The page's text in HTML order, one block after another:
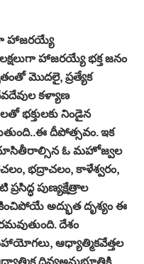
హాజరయ్యే
హాజరయ్యే భక్త జనం
మొదలై, ప్రత్యేక
కళ్యాణ
భక్తులకు నిండైన
దీపోత్సవం. ఇక
చూసితీరాల్సిన ఓ మహోజ్వల
భద్రాచలం, కాళేశ్వరం,
పుణ్యక్షేత్రాల
అద్భుత దృశ్యం ఈ
దేశం
ఆధ్యాత్మికవేత్తల